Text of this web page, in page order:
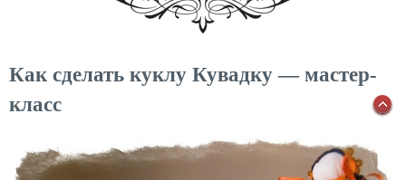
Как сделать куклу Кувадку — мастер-
класс